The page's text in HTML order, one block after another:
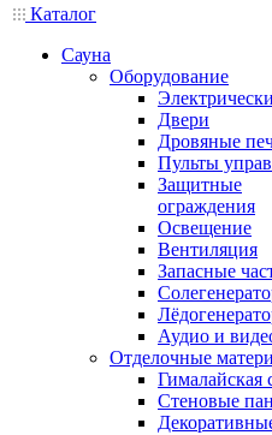
Каталог
Сауна
Оборудование
Двери
Дровяные
Пульты
Защитные
ограждения
Освещение
Вентиляция
Запасные
Аудио и
Отделочные
Гималайская
Стеновые